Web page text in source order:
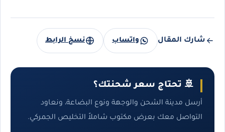
شارك المقال واتساب نسخ الرابط
🚢 تحتاج سعر شحنتك؟
أرسل مدينة الشحن والوجهة ونوع البضاعة، ونعاود
التواصل معك بعرض مكتوب شاملاً التخليص الجمركي.